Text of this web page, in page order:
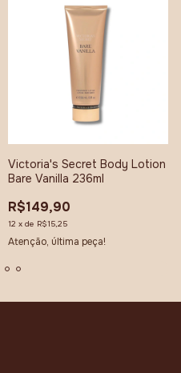
Victoria's Secret Body Lotion
Bare Vanilla 236ml
R$149,90
12 x de R$15,25
Atenção, última peça!